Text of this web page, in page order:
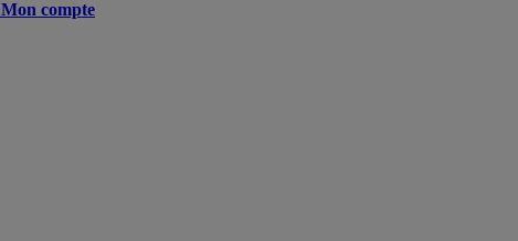
Mon compte